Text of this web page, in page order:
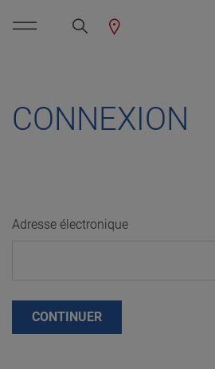
CONNEXION
Adresse électronique
CONTINUER